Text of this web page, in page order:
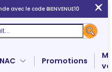
avec le code BIENVENUE10
NAC Promotions